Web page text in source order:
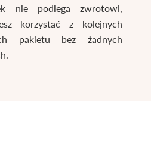
nie podlega zwrotowi,
korzystać z kolejnych
pakietu bez żadnych